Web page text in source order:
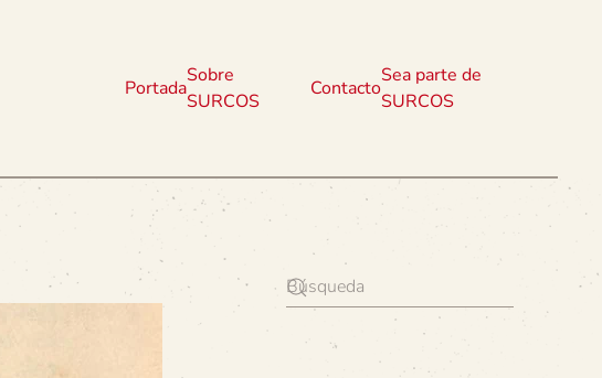
Portada
Sobre
SURCOS
Contacto
Sea parte de
SURCOS